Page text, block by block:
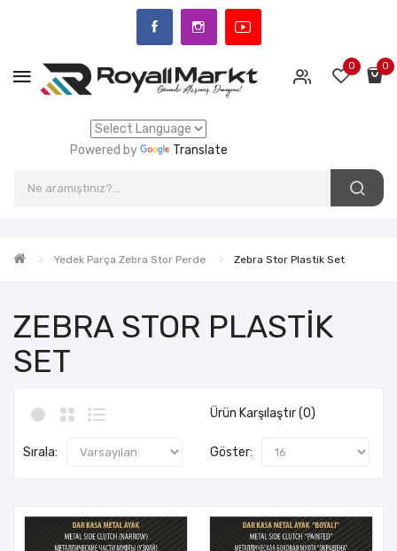
Powered by Translate
0 0
Yedek Parça Zebra Stor Perde Zebra Stor Plastik Set
ZEBRA STOR PLASTIK
SET
Ürün Karşılaştır (0)
Sırala: Göster: